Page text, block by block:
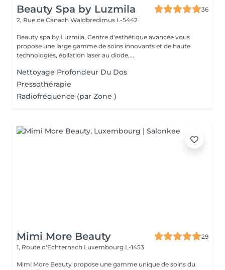
Beauty Spa by Luzmila
36
2, Rue de Canach Waldbredimus L-5442
Beauty spa by Luzmila, Centre d'esthétique avancée vous
propose une large gamme de soins innovants et de haute
technologies, épilation laser au diode,...
Nettoyage Profondeur Du Dos
Pressothérapie
Radiofréquence (par Zone )
Mimi More Beauty
29
1, Route d'Echternach Luxembourg L-1453
Mimi More Beauty propose une gamme unique de soins du